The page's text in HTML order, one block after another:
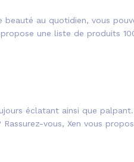
beauté au quotidien, vous
une liste de produits
éclatant ainsi que
vous, Xen vous